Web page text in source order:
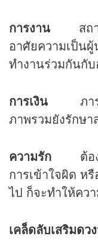
การงาน สถาน
อาศัยความเป็น
ทำงานร่วมกันกั
การเงิน ภาระ
ภาพรวมยังรักษ
ความรัก ต้องห
การเข้าใจผิด ห
ไป ก็จะทำให้ค
เคล็ดลับเสริมดวง